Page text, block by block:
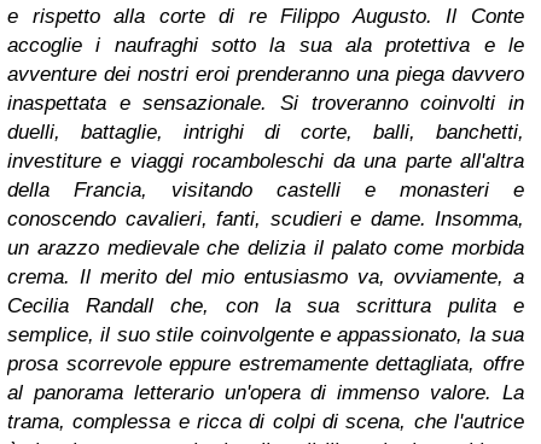
e rispetto alla corte di re Filippo Augusto. Il Conte
accoglie i naufraghi sotto la sua ala protettiva e le
avventure dei nostri eroi prenderanno una piega davvero
inaspettata e sensazionale. Si troveranno coinvolti in
duelli, battaglie, intrighi di corte, balli, banchetti,
investiture e viaggi rocamboleschi da una parte all'altra
della Francia, visitando castelli e monasteri e
conoscendo cavalieri, fanti, scudieri e dame. Insomma,
un arazzo medievale che delizia il palato come morbida
crema. Il merito del mio entusiasmo va, ovviamente, a
Cecilia Randall che, con la sua scrittura pulita e
semplice, il suo stile coinvolgente e appassionato, la sua
prosa scorrevole eppure estremamente dettagliata, offre
al panorama letterario un'opera di immenso valore. La
trama, complessa e ricca di colpi di scena, che l'autrice